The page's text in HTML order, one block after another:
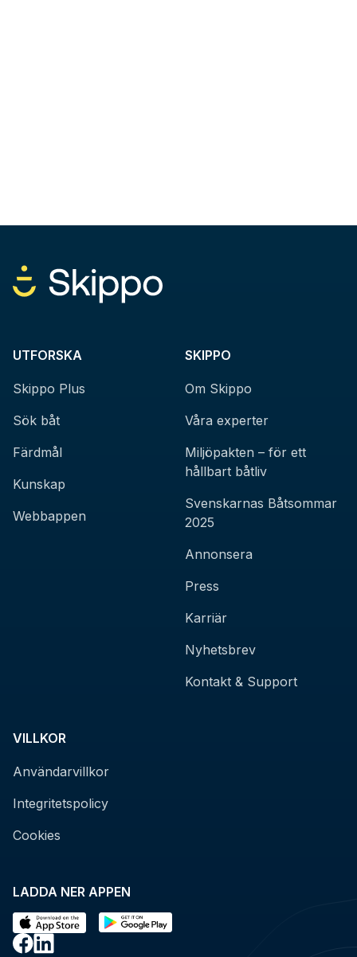
LADDA NER APPEN
UTFORSKA
Skippo Plus
Sök båt
Färdmål
Kunskap
Webbappen
SKIPPO
Om Skippo
Våra experter
Miljöpakten – för ett
hållbart båtliv
Svenskarnas Båtsommar
2025
Annonsera
Press
Karriär
Nyhetsbrev
Kontakt & Support
VILLKOR
Användarvillkor
Integritetspolicy
Cookies